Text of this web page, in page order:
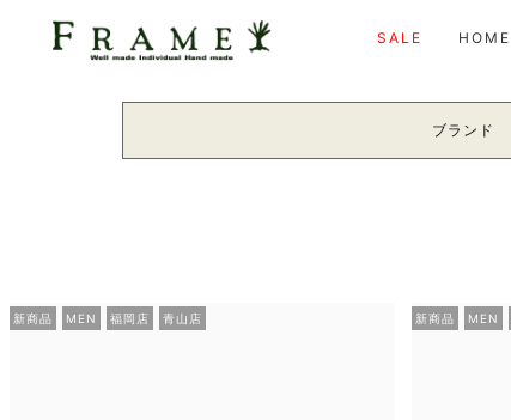
SALE HOME
ブランド
新商品 MEN 福岡店 青山店 新商品 MEN